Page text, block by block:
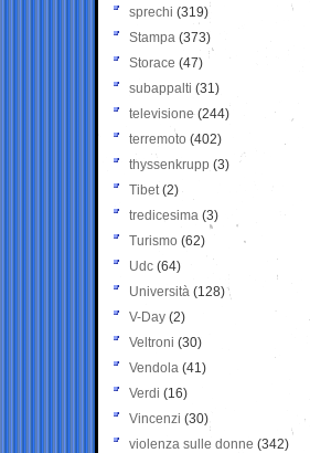
sprechi (319)
Stampa (373)
Storace (47)
subappalti (31)
televisione(244)
terremoto (402)
thyssenkrupp (3)
Tibet(2)
tredicesima (3)
Turismo (62)
Udc (64)
Università (128)
V-Day (2)
Veltroni (30)
Vendola (41)
Verdi (16)
Vincenzi (30)
violenza sulle donne (342)